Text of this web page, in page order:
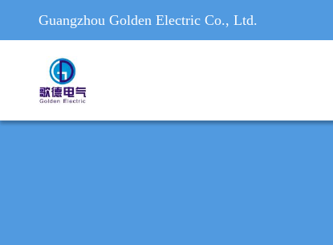
Guangzhou Golden Electric Co., Ltd.